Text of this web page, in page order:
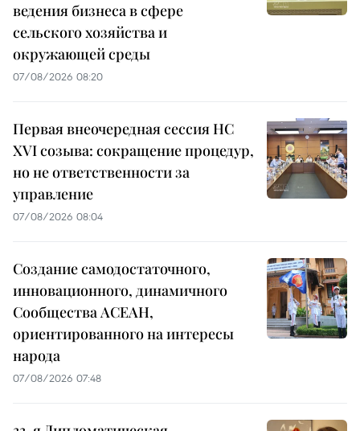
ведения бизнеса в сфере
сельского хозяйства и
окружающей среды
07/08/2026 08:20
Первая внеочередная сессия НС
XVI созыва: сокращение процедур,
но не ответственности за
управление
07/08/2026 08:04
Создание самодостаточного,
инновационного, динамичного
Сообщества АСЕАН,
ориентированного на интересы
народа
07/08/2026 07:48